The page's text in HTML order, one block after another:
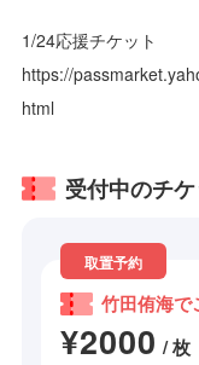
1/24応援チケット
https://
html
受付中のチ
取置予約
竹田侑海で
¥2000 / 枚